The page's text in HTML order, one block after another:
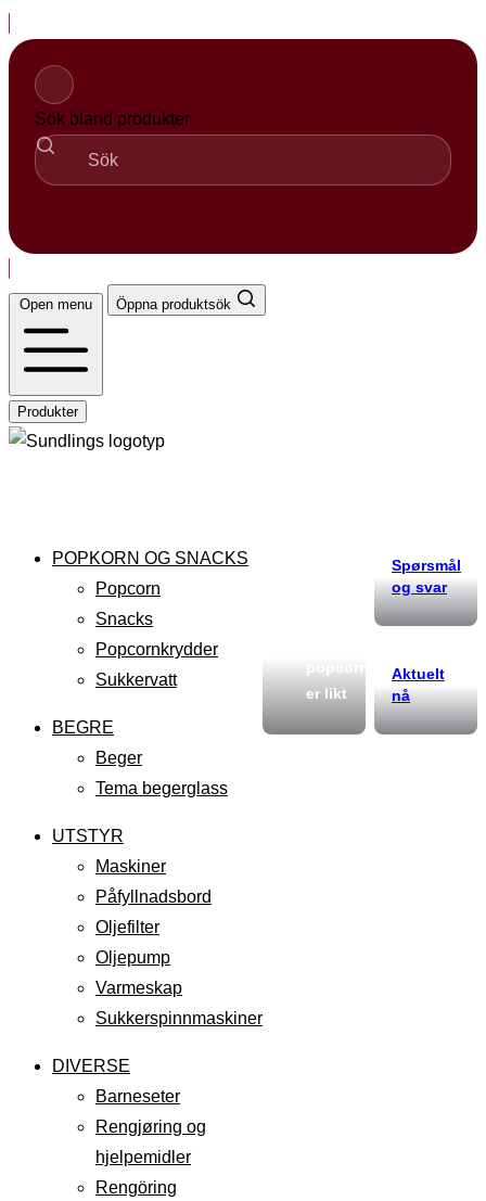
til
innhold
Sök bland produkter
Open menu Öppna produktsök
Produkter
POPKORN OG SNACKS
Popcorn
Snacks
Popcornkrydder
Sukkervatt
BEGRE
Beger
Tema begerglass
UTSTYR
Maskiner
Påfyllnadsbord
Oljefilter
Oljepump
Varmeskap
Sukkerspinnmaskiner
DIVERSE
Barneseter
Rengjøring og
hjelpemidler
Rengöring
er likt
Spørsmål
og svar
Aktuelt
nå